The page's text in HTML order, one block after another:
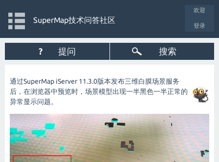
欢迎
登录
SuperMap技术问答社区
? 提问 搜索
通过SuperMap iServer 11.3.0版本发布三维白膜场景服务
后，在浏览器中预览时，场景模型出现一半黑色一半正常的
异常显示问题。